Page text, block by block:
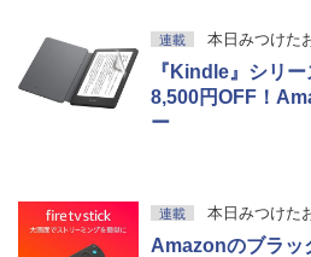
連載 本日みつけた
『Kindle』シリ
8,500円OFF！
ー
連載 本日みつけた
Amazonのブラッ